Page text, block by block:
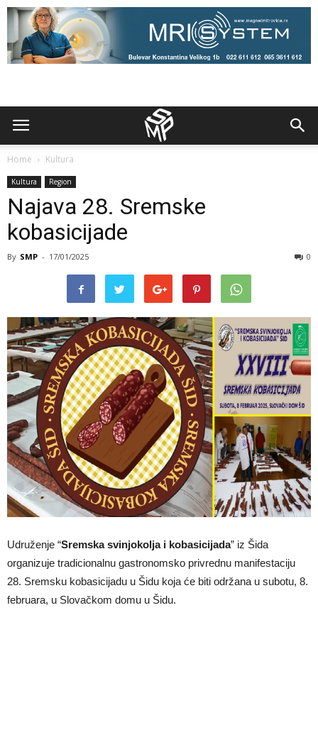
Home Kultura
Kultura Region
Najava 28. Sremske
kobasicijade
By SMP - 17/01/2025 0
Udruženje “Sremska svinjokolja i kobasicijada” iz Šida
organizuje tradicionalnu gastronomsko privrednu manifestaciju
28. Sremsku kobasicijadu u Šidu koja će biti održana u subotu, 8.
februara, u Slovačkom domu u Šidu.